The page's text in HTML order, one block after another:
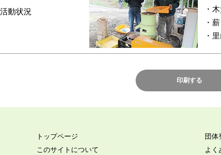
活動状況
・
・
・
トップページ
このサイトについて
団体
よく